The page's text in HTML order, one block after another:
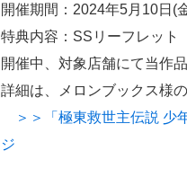
開催期間：2024年5月10日
特典内容：SSリーフレット
開催中、対象店舗にて当作
詳細は、メロンブックス様
＞＞「極東救世主伝説 少
ジ